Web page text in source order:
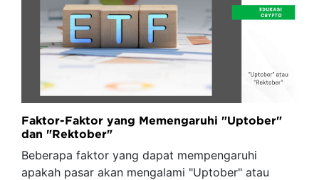
Faktor-Faktor yang Memengaruhi "Uptober"
dan "Rektober"
Beberapa faktor yang dapat mempengaruhi
apakah pasar akan mengalami "Uptober" atau